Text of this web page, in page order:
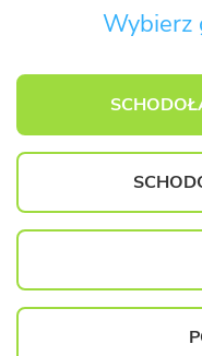
Wybierz